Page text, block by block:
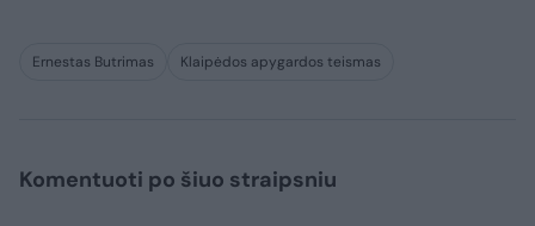
Ernestas Butrimas Klaipėdos apygardos teismas
Komentuoti po šiuo straipsniu